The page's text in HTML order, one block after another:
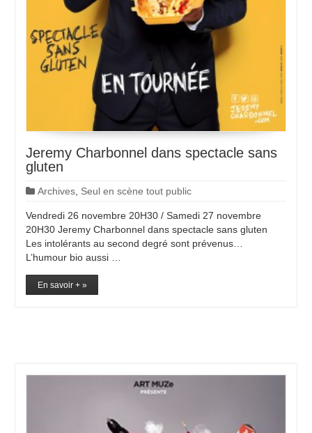
Jeremy Charbonnel dans spectacle sans
gluten
Archives, Seul en scène tout public
Vendredi 26 novembre 20H30 / Samedi 27 novembre
20H30 Jeremy Charbonnel dans spectacle sans gluten
Les intolérants au second degré sont prévenus…
L’humour bio aussi …
En savoir + »